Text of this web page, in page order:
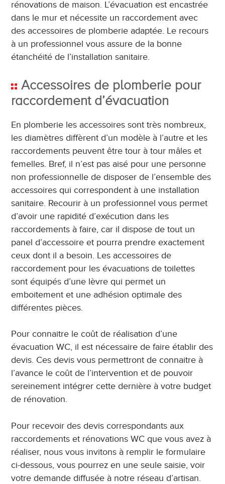
rénovations de maison. L’évacuation est encastrée
dans le mur et nécessite un raccordement avec
des accessoires de plomberie adaptée. Le recours
à un professionnel vous assure de la bonne
étanchéité de l’installation sanitaire.
Accessoires de plomberie pour
raccordement d’évacuation
En plomberie les accessoires sont très nombreux,
les diamètres diffèrent d’un modèle à l’autre et les
raccordements peuvent être tour à tour mâles et
femelles. Bref, il n’est pas aisé pour une personne
non professionnelle de disposer de l’ensemble des
accessoires qui correspondent à une installation
sanitaire. Recourir à un professionnel vous permet
d’avoir une rapidité d’exécution dans les
raccordements à faire, car il dispose de tout un
panel d’accessoire et pourra prendre exactement
ceux dont il a besoin. Les accessoires de
raccordement pour les évacuations de toilettes
sont équipés d’une lèvre qui permet un
emboitement et une adhésion optimale des
différentes pièces.
Pour connaitre le coût de réalisation d’une
évacuation WC, il est nécessaire de faire établir des
devis. Ces devis vous permettront de connaitre à
l’avance le coût de l’intervention et de pouvoir
sereinement intégrer cette dernière à votre budget
de rénovation.
Pour recevoir des devis correspondants aux
raccordements et rénovations WC que vous avez à
réaliser, nous vous invitons à remplir le formulaire
ci-dessous, vous pourrez en une seule saisie, voir
votre demande diffusée à notre réseau d’artisan.